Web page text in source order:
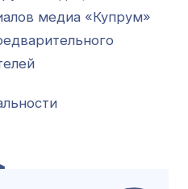
медиа «Купрум»